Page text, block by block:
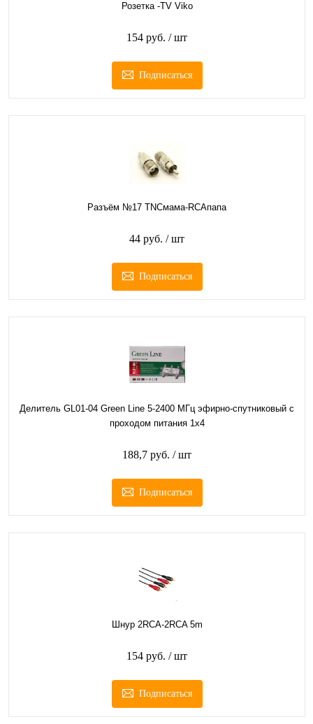
Розетка -TV Viko
154 руб. / шт
Подписаться
Разъём №17 TNCмама-RCAпапа
44 руб. / шт
Подписаться
Делитель GL01-04 Green Line 5-2400 МГц эфирно-спутниковый с
проходом питания 1х4
188,7 руб. / шт
Подписаться
Шнур 2RCA-2RCA 5m
154 руб. / шт
Подписаться